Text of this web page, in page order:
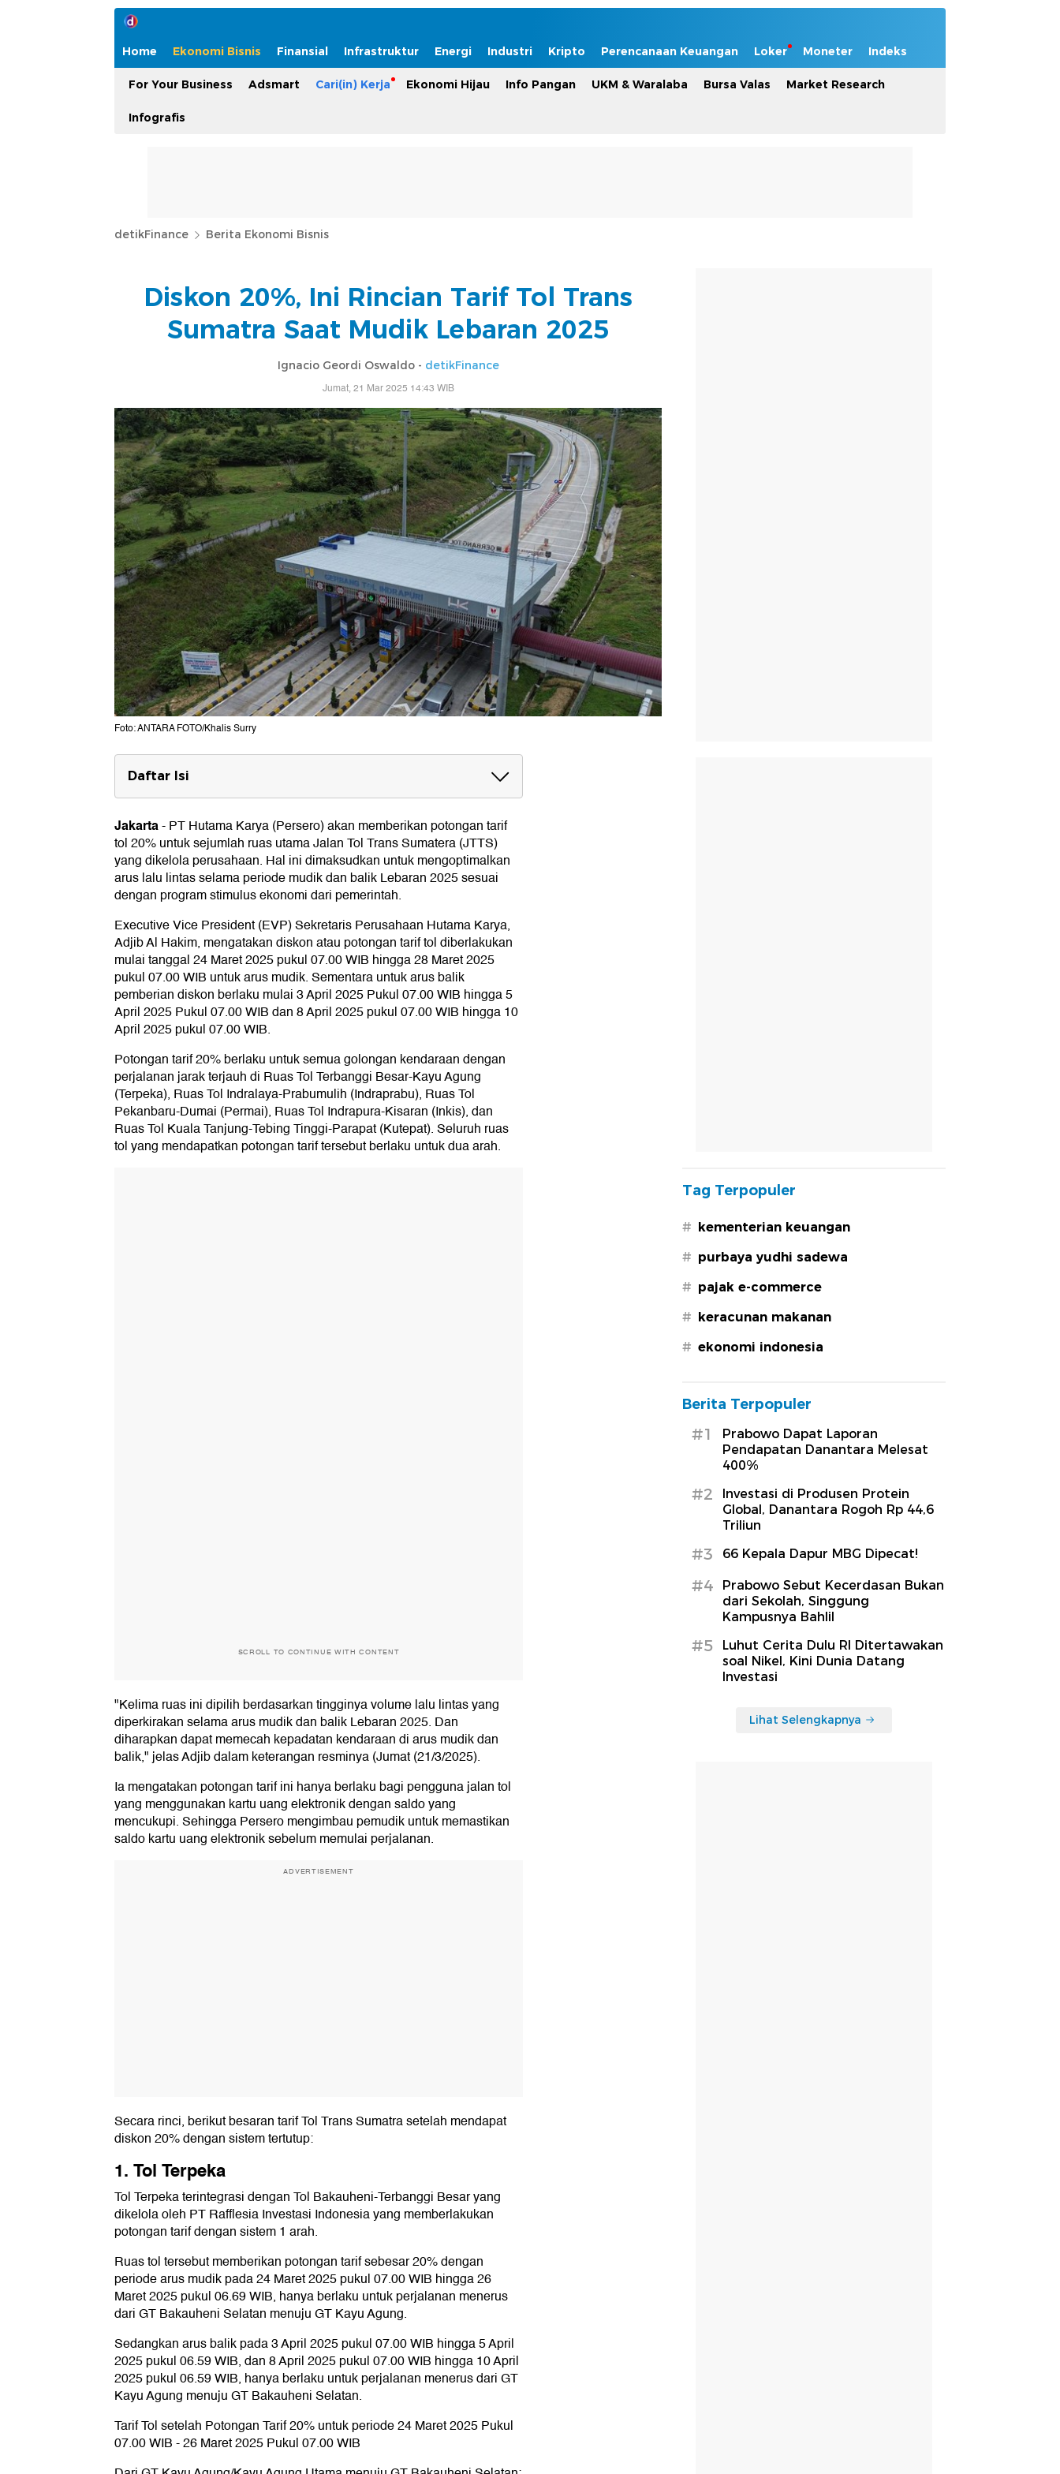
Home Ekonomi Bisnis Finansial Infrastruktur Energi Industri Kripto Perencanaan Keuangan Loker Moneter Indeks
For Your Business Adsmart Cari(in) Kerja Ekonomi Hijau Info Pangan UKM & Waralaba Bursa Valas Market Research
Infografis
detikFinance Berita Ekonomi Bisnis
Diskon 20%, Ini Rincian Tarif Tol Trans
Sumatra Saat Mudik Lebaran 2025
Ignacio Geordi Oswaldo - detikFinance
Jumat, 21 Mar 2025 14:43 WIB
Foto: ANTARA FOTO/Khalis Surry
Daftar Isi
1. Tol Terpeka
2. Tol Indraprabu
3. Tol Permai
4. Tol Sumatera Utara
Jakarta-PT Hutama Karya (Persero) akan memberikan potongan tarif
tol 20% untuk sejumlah ruas utama Jalan Tol Trans Sumatera (JTTS)
yang dikelola perusahaan. Hal ini dimaksudkan untuk mengoptimalkan
arus lalu lintas selama periode mudik dan balik Lebaran 2025 sesuai
dengan program stimulus ekonomi dari pemerintah.
Executive Vice President (EVP) Sekretaris Perusahaan Hutama Karya,
Adjib Al Hakim, mengatakan diskon atau potongan tarif tol diberlakukan
mulai tanggal 24 Maret 2025 pukul 07.00 WIB hingga 28 Maret 2025
pukul 07.00 WIB untuk arus mudik. Sementara untuk arus balik
pemberian diskon berlaku mulai 3 April 2025 Pukul 07.00 WIB hingga 5
April 2025 Pukul 07.00 WIB dan 8 April 2025 pukul 07.00 WIB hingga 10
April 2025 pukul 07.00 WIB.
Potongan tarif 20% berlaku untuk semua golongan kendaraan dengan
perjalanan jarak terjauh di Ruas Tol Terbanggi Besar-Kayu Agung
(Terpeka), Ruas Tol Indralaya-Prabumulih (Indraprabu), Ruas Tol
Pekanbaru-Dumai (Permai), Ruas Tol Indrapura-Kisaran (Inkis), dan
Ruas Tol Kuala Tanjung-Tebing Tinggi-Parapat (Kutepat). Seluruh ruas
tol yang mendapatkan potongan tarif tersebut berlaku untuk dua arah.
SCROLL TO CONTINUE WITH CONTENT
"Kelima ruas ini dipilih berdasarkan tingginya volume lalu lintas yang
diperkirakan selama arus mudik dan balik Lebaran 2025. Dan
diharapkan dapat memecah kepadatan kendaraan di arus mudik dan
balik," jelas Adjib dalam keterangan resminya (Jumat (21/3/2025).
Ia mengatakan potongan tarif ini hanya berlaku bagi pengguna jalan tol
yang menggunakan kartu uang elektronik dengan saldo yang
mencukupi. Sehingga Persero mengimbau pemudik untuk memastikan
saldo kartu uang elektronik sebelum memulai perjalanan.
ADVERTISEMENT
Secara rinci, berikut besaran tarif Tol Trans Sumatra setelah mendapat
diskon 20% dengan sistem tertutup:
1. Tol Terpeka
Tol Terpeka terintegrasi dengan Tol Bakauheni-Terbanggi Besar yang
dikelola oleh PT Rafflesia Investasi Indonesia yang memberlakukan
potongan tarif dengan sistem 1 arah.
Ruas tol tersebut memberikan potongan tarif sebesar 20% dengan
periode arus mudik pada 24 Maret 2025 pukul 07.00 WIB hingga 26
Maret 2025 pukul 06.69 WIB, hanya berlaku untuk perjalanan menerus
dari GT Bakauheni Selatan menuju GT Kayu Agung.
Sedangkan arus balik pada 3 April 2025 pukul 07.00 WIB hingga 5 April
2025 pukul 06.59 WIB, dan 8 April 2025 pukul 07.00 WIB hingga 10 April
2025 pukul 06.59 WIB, hanya berlaku untuk perjalanan menerus dari GT
Kayu Agung menuju GT Bakauheni Selatan.
Tarif Tol setelah Potongan Tarif 20% untuk periode 24 Maret 2025 Pukul
07.00 WIB - 26 Maret 2025 Pukul 07.00 WIB
Tag Terpopuler
# kementerian keuangan
# purbaya yudhi sadewa
# pajak e-commerce
# keracunan makanan
# ekonomi indonesia
Berita Terpopuler
#1
Prabowo Dapat Laporan
Pendapatan Danantara Melesat
400%
#2
Investasi di Produsen Protein
Global, Danantara Rogoh Rp 44,6
Triliun
#3 66 Kepala Dapur MBG Dipecat!
#4
Prabowo Sebut Kecerdasan Bukan
dari Sekolah, Singgung
Kampusnya Bahlil
#5
Luhut Cerita Dulu RI Ditertawakan
soal Nikel, Kini Dunia Datang
Investasi
Lihat Selengkapnya